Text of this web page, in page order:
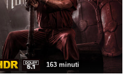
163 minuti